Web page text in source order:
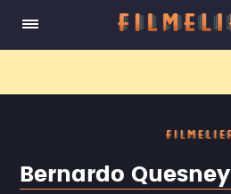
Bernardo Quesney